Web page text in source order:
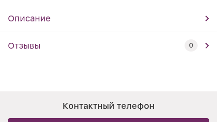
Описание
Отзывы 0
Контактный телефон